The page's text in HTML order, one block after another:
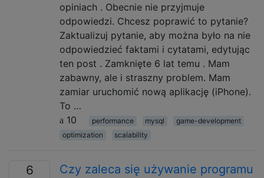
opiniach . Obecnie nie przyjmuje
odpowiedzi. Chcesz poprawić to pytanie?
Zaktualizuj pytanie, aby można było na nie
odpowiedzieć faktami i cytatami, edytując
ten post . Zamknięte 6 lat temu . Mam
zabawny, ale i straszny problem. Mam
zamiar uruchomić nową aplikację (iPhone).
To …
10
performance mysql
game-development
optimization
scalability
6
Czy zaleca się używanie programu